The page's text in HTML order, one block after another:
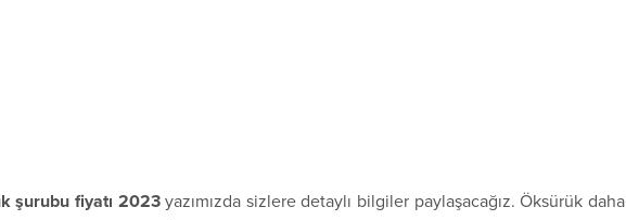
şurubu fiyatı 2023yazımızda sizlere detaylı bilgiler paylaşacağız. Öksürük daha